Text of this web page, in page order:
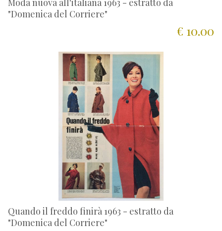
Moda nuova all'italiana 1963 - estratto da
"Domenica del Corriere"
€ 10.00
Quando il freddo finirà 1963 - estratto da
"Domenica del Corriere"